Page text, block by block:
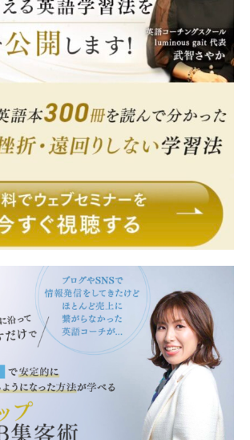
ことさえなかったアメリカ移住
事に活かしたいあなたへ
起業・副業したいあなたへ